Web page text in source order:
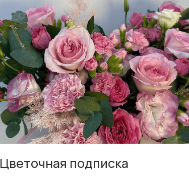
Цветочная подписка